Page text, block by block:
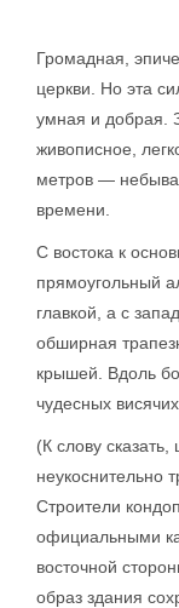
Громадная,
церкви. Но эта
умная и добрая.
живописное,
метров —
времени.
С востока к
прямоугольный
главкой, а с
обширная
крышей. Вдоль
чудесных
(К слову сказать,
неукоснительно
Строители
официальными
восточной
образ здания